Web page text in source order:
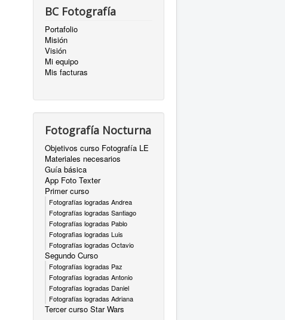
BC Fotografía
Portafolio
Misión
Visión
Mi equipo
Mis facturas
Fotografía Nocturna
Objetivos curso Fotografía LE
Materiales necesarios
Guía básica
App Foto Texter
Primer curso
Fotografías logradas Andrea
Fotografías logradas Santiago
Fotografías logradas Pablo
Fotografias logradas Luis
Fotografías logradas Octavio
Segundo Curso
Fotografías logradas Paz
Fotografías logradas Antonio
Fotografías logradas Daniel
Fotografías logradas Adriana
Tercer curso Star Wars